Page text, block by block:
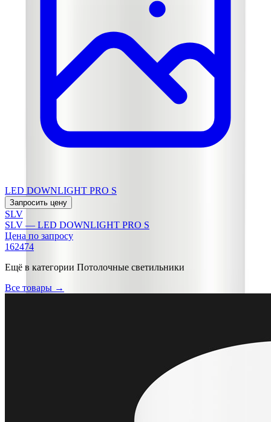
LED DOWNLIGHT PRO S
Запросить цену
SLV
SLV — LED DOWNLIGHT PRO S
Цена по запросу
162474
Ещё в категории Потолочные светильники
Все товары →